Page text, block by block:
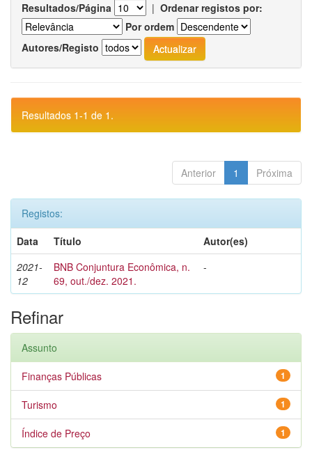
Resultados/Página | Ordenar registos por:
Por ordem
Autores/Registo
Resultados 1-1 de 1.
Anterior 1 Próxima
Registos:
Data
Título
Autor(es)
2021-
12
BNB Conjuntura Econômica, n.
69, out./dez. 2021.
-
Refinar
Assunto
1
Finanças Públicas
1
Turismo
1
Índice de Preço